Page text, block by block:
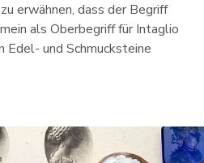
erwähnen, dass der Begriff
als Oberbegriff für Intaglio
Edel- und Schmucksteine